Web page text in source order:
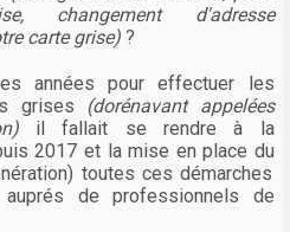
changement d'adresse
carte grise) ?
années pour effectuer les
grises (dorénavant appelées
il fallait se rendre à la
2017 et la mise en place du
toutes ces démarches
de professionnels de